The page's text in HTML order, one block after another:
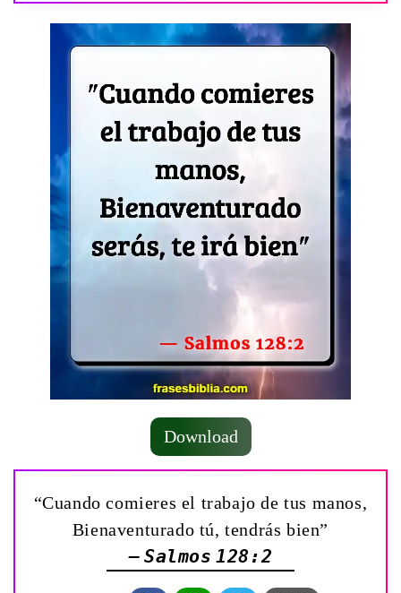
Download
“Cuando comieres el trabajo de tus manos,
Bienaventurado tú, tendrás bien”
— Salmos 128:2